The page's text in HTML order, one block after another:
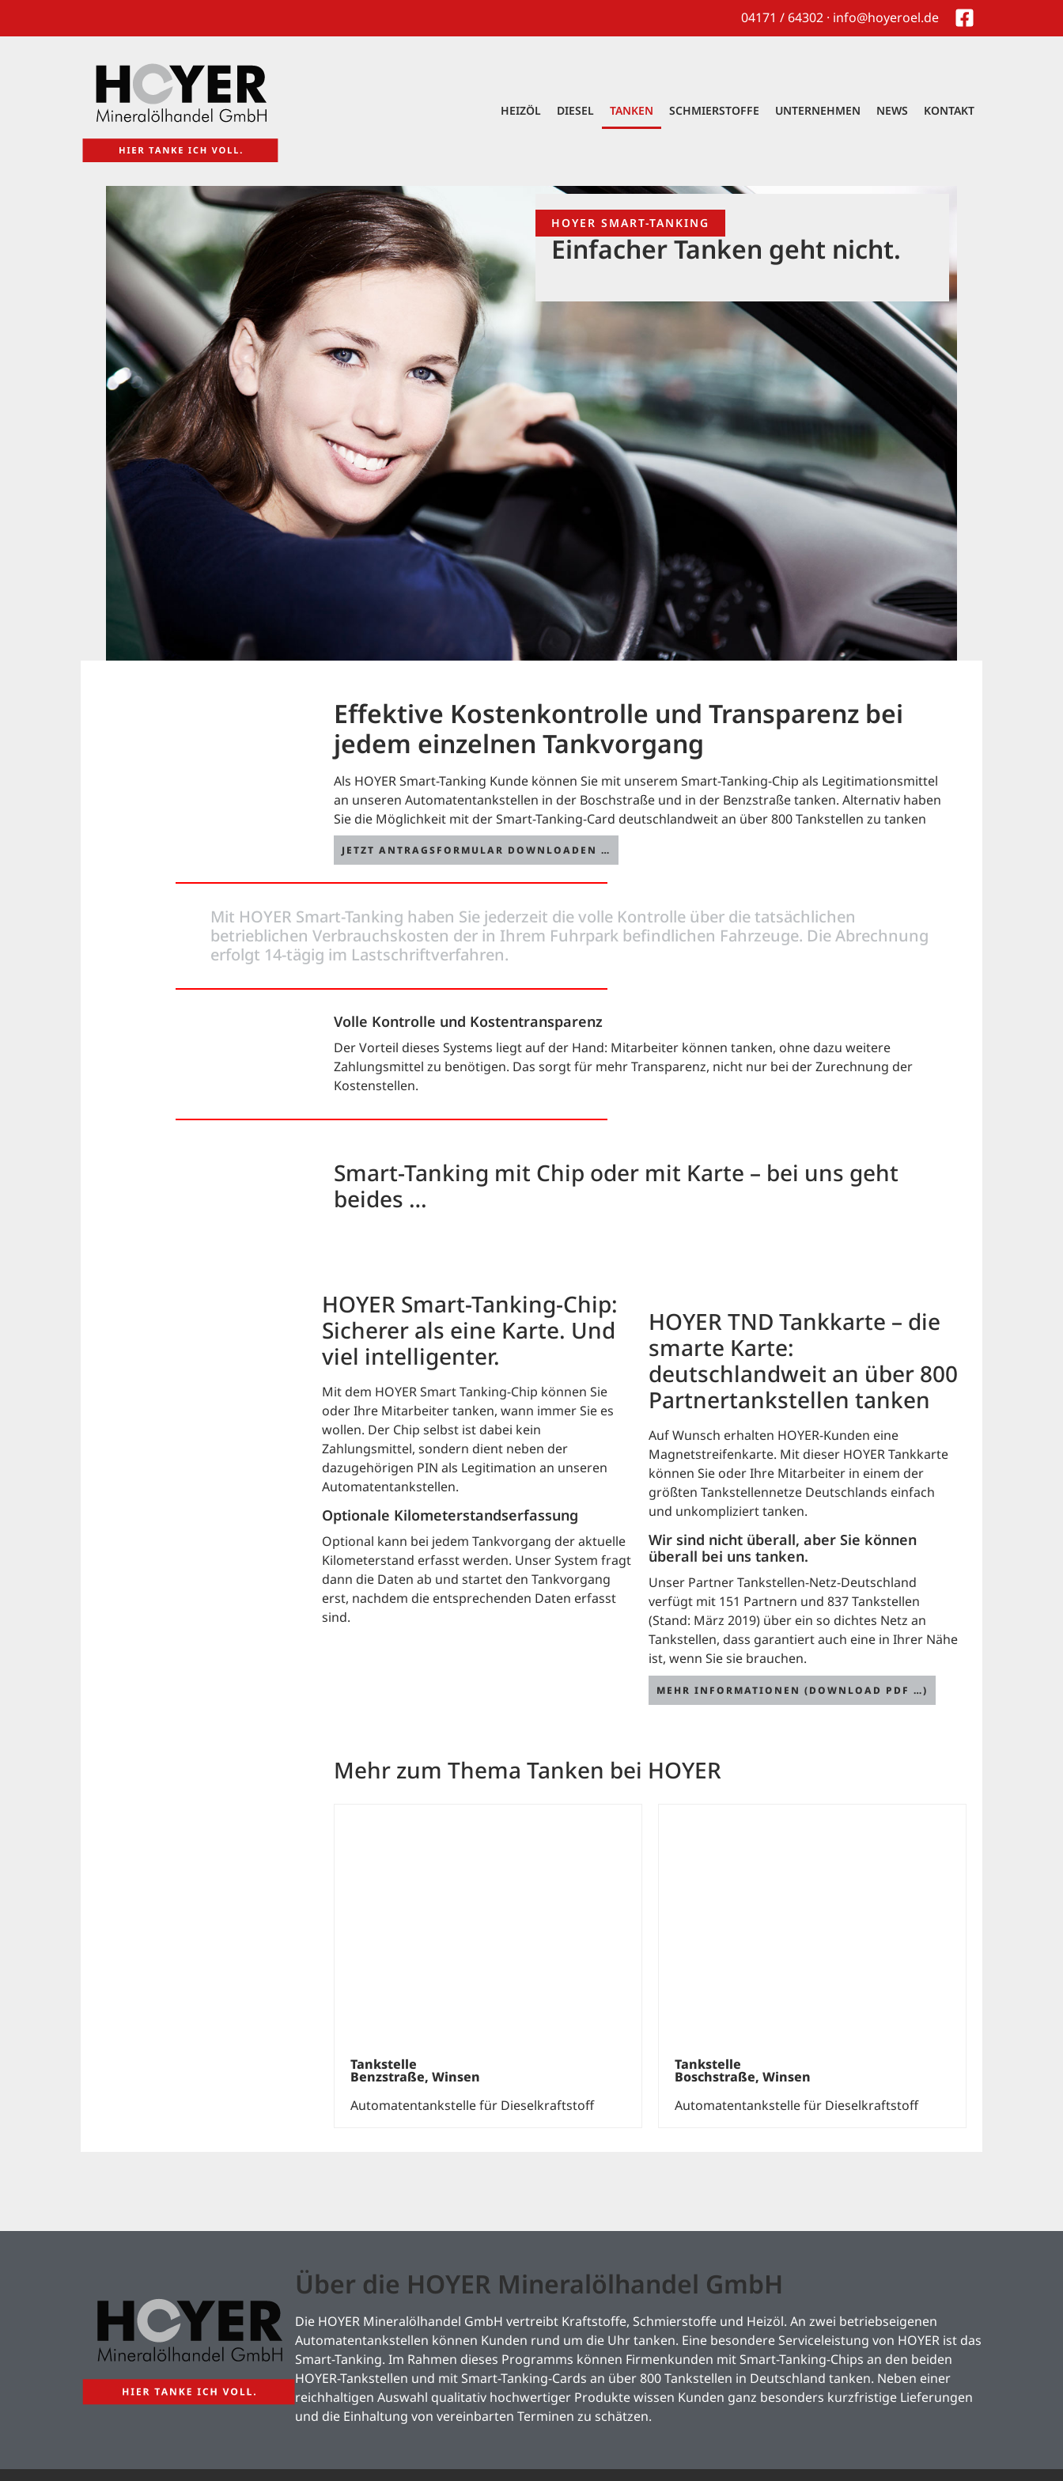
04171 / 64302 · info@hoyeroel.de
HEIZÖL DIESEL TANKEN SCHMIERSTOFFE UNTERNEHMEN NEWS KONTAKT
HOYER SMART-TANKING
Einfacher Tanken geht nicht.
Effektive Kostenkontrolle und Transparenz bei
jedem einzelnen Tankvorgang
Als HOYER Smart-Tanking Kunde können Sie mit unserem Smart-Tanking-Chip als Legitimationsmittel
an unseren Automatentankstellen in der Boschstraße und in der Benzstraße tanken. Alternativ haben
Sie die Möglichkeit mit der Smart-Tanking-Card deutschlandweit an über 800 Tankstellen zu tanken
JETZT ANTRAGSFORMULAR DOWNLOADEN …
Mit HOYER Smart-Tanking haben Sie jederzeit die volle Kontrolle über die tatsächlichen
betrieblichen Verbrauchskosten der in Ihrem Fuhrpark befindlichen Fahrzeuge. Die Abrechnung
erfolgt 14-tägig im Lastschriftverfahren.
Volle Kontrolle und Kostentransparenz
Der Vorteil dieses Systems liegt auf der Hand: Mitarbeiter können tanken, ohne dazu weitere
Zahlungsmittel zu benötigen. Das sorgt für mehr Transparenz, nicht nur bei der Zurechnung der
Kostenstellen.
Smart-Tanking mit Chip oder mit Karte – bei uns geht
beides …
HOYER Smart-Tanking-Chip:
Sicherer als eine Karte. Und
viel intelligenter.
Mit dem HOYER Smart Tanking-Chip können Sie
oder Ihre Mitarbeiter tanken, wann immer Sie es
wollen. Der Chip selbst ist dabei kein
Zahlungsmittel, sondern dient neben der
dazugehörigen PIN als Legitimation an unseren
Automatentankstellen.
Optionale Kilometerstandserfassung
Optional kann bei jedem Tankvorgang der aktuelle
Kilometerstand erfasst werden. Unser System fragt
dann die Daten ab und startet den Tankvorgang
erst, nachdem die entsprechenden Daten erfasst
sind.
HOYER TND Tankkarte – die
smarte Karte:
deutschlandweit an über 800
Partnertankstellen tanken
Auf Wunsch erhalten HOYER-Kunden eine
Magnetstreifenkarte. Mit dieser HOYER Tankkarte
können Sie oder Ihre Mitarbeiter in einem der
größten Tankstellennetze Deutschlands einfach
und unkompliziert tanken.
Wir sind nicht überall, aber Sie können
überall bei uns tanken.
Unser Partner Tankstellen-Netz-Deutschland
verfügt mit 151 Partnern und 837 Tankstellen
(Stand: März 2019) über ein so dichtes Netz an
Tankstellen, dass garantiert auch eine in Ihrer Nähe
ist, wenn Sie sie brauchen.
MEHR INFORMATIONEN (DOWNLOAD PDF …)
Mehr zum Thema Tanken bei HOYER
Tankstelle
Benzstraße, Winsen
Automatentankstelle für Dieselkraftstoff
Tankstelle
Boschstraße, Winsen
Automatentankstelle für Dieselkraftstoff
Über die HOYER Mineralölhandel GmbH
Die HOYER Mineralölhandel GmbH vertreibt Kraftstoffe, Schmierstoffe und Heizöl. An zwei betriebseigenen
Automatentankstellen können Kunden rund um die Uhr tanken. Eine besondere Serviceleistung von HOYER ist das
Smart-Tanking. Im Rahmen dieses Programms können Firmenkunden mit Smart-Tanking-Chips an den beiden
HOYER-Tankstellen und mit Smart-Tanking-Cards an über 800 Tankstellen in Deutschland tanken. Neben einer
reichhaltigen Auswahl qualitativ hochwertiger Produkte wissen Kunden ganz besonders kurzfristige Lieferungen
und die Einhaltung von vereinbarten Terminen zu schätzen.